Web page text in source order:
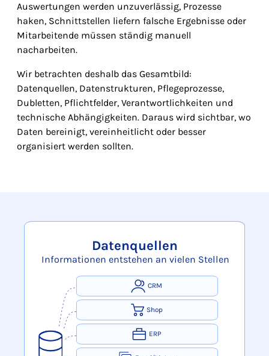
Auswertungen werden unzuverlässig, Prozesse
haken, Schnittstellen liefern falsche Ergebnisse oder
Mitarbeitende müssen ständig manuell
nacharbeiten.
Wir betrachten deshalb das Gesamtbild:
Datenquellen, Datenstrukturen, Pflegeprozesse,
Dubletten, Pflichtfelder, Verantwortlichkeiten und
technische Abhängigkeiten. Daraus wird sichtbar, wo
Daten bereinigt, vereinheitlicht oder besser
organisiert werden sollten.